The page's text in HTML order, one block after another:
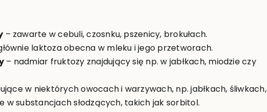
– zawarte w cebuli, czosnku, pszenicy, brokułach.
laktoza obecna w mleku i jego przetworach.
– nadmiar fruktozy znajdujący się np. w jabłkach, miodzie czy
w niektórych owocach i warzywach, np. jabłkach, śliwkach,
w substancjach słodzących, takich jak sorbitol.